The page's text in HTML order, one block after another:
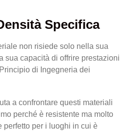
Specifica
non risiede solo nella sua
sua capacità di offrire prestazioni
di Ingegneria dei
a confrontare questi materiali
perché è resistente ma molto
perfetto per i luoghi in cui è